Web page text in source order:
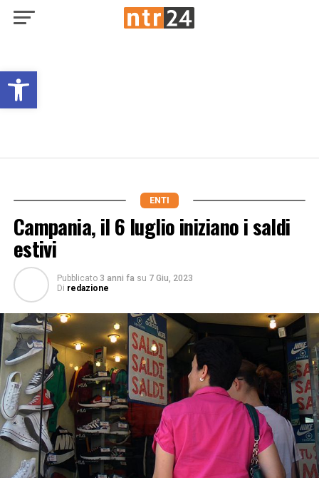
Open toolbar
ENTI
Campania, il 6 luglio iniziano i saldi
estivi
Pubblicato 3 anni fa su 7 Giu, 2023
Di redazione